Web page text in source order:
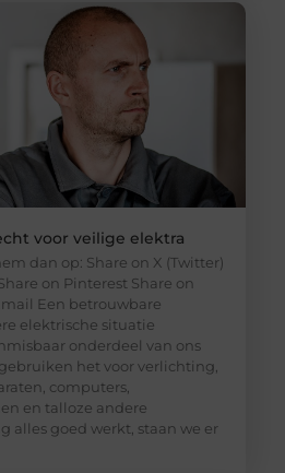
voor veilige elektra
dan op: Share on X (Twitter)
on Pinterest Share on
Een betrouwbare
elektrische situatie
onderdeel van ons
het voor verlichting,
computers,
en talloze andere
alles goed werkt, staan we er